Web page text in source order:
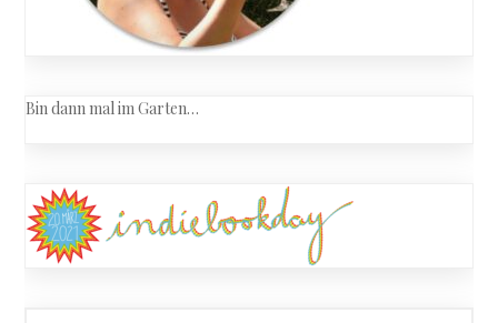
Bin dann mal im Garten…